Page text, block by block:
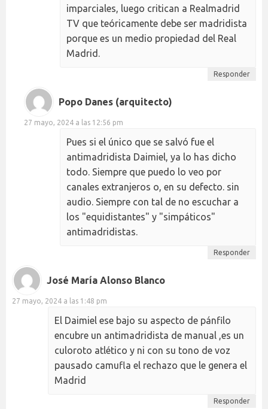
imparciales, luego critican a Realmadrid
TV que teóricamente debe ser madridista
porque es un medio propiedad del Real
Madrid.
Responder
Popo Danes (arquitecto)
27 mayo, 2024 a las 12:56 pm
Pues si el único que se salvó fue el
antimadridista Daimiel, ya lo has dicho
todo. Siempre que puedo lo veo por
canales extranjeros o, en su defecto. sin
audio. Siempre con tal de no escuchar a
los "equidistantes" y "simpáticos"
antimadridistas.
Responder
José María Alonso Blanco
27 mayo, 2024 a las 1:48 pm
El Daimiel ese bajo su aspecto de pánfilo
encubre un antimadridista de manual ,es un
culoroto atlético y ni con su tono de voz
pausado camufla el rechazo que le genera el
Madrid
Responder